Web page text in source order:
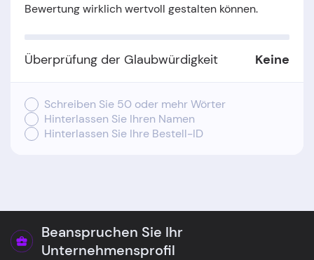
Bewertung wirklich wertvoll gestalten können.
Überprüfung der Glaubwürdigkeit Keine
Schreiben Sie 50 oder mehr Wörter
Hinterlassen Sie Ihren Namen
Hinterlassen Sie Ihre Bestell-ID
Beanspruchen Sie Ihr
Unternehmensprofil